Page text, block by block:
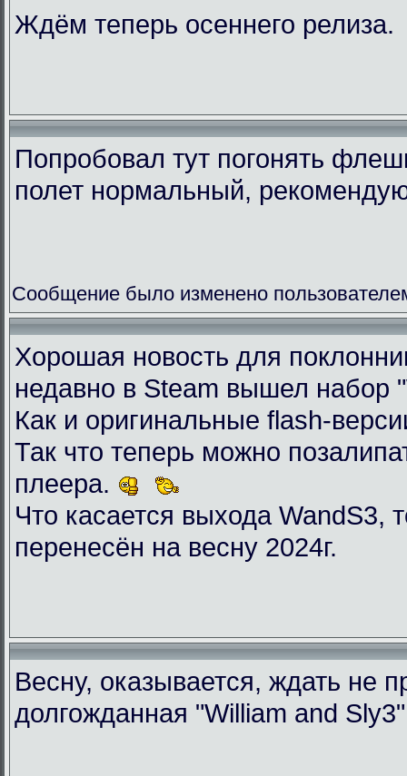
Ждём теперь осеннего релиза.
Попробовал тут погонять
полет нормальный,
Сообщение было изменено
Хорошая новость для
недавно в Steam вышел набор
Как и оригинальные flash-
Так что теперь можно
плеера.
Что касается выхода WandS3,
перенесён на весну 2024г.
Весну, оказывается, ждать не
долгожданная "William and